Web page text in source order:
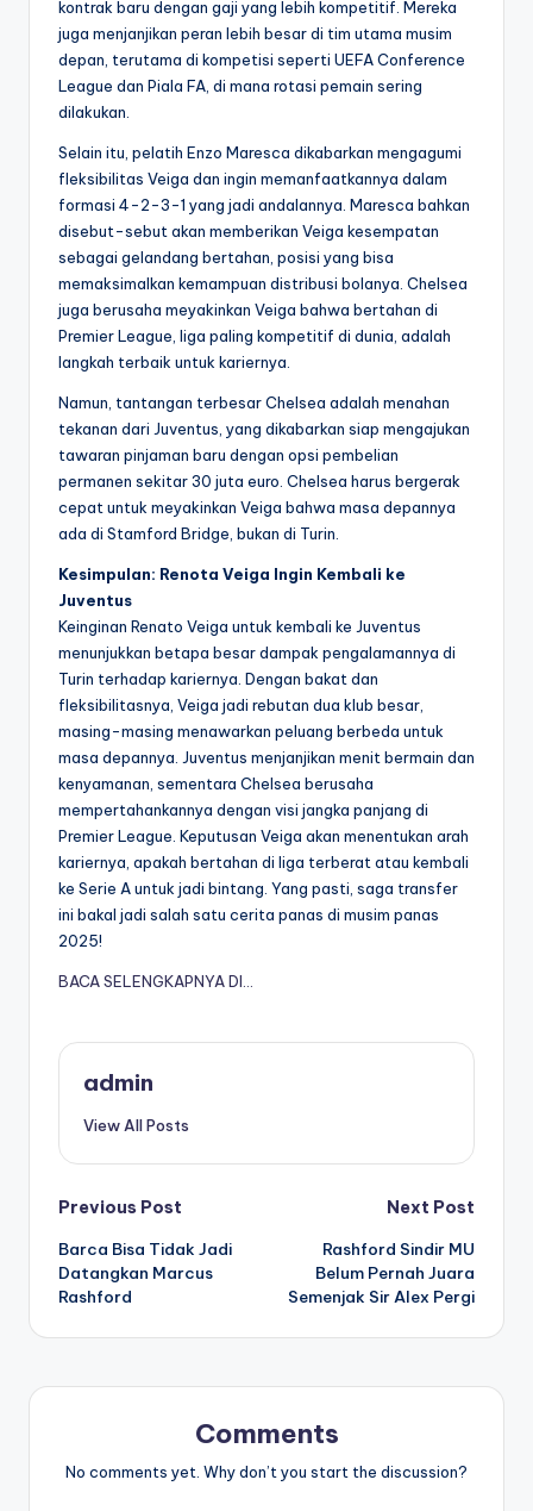
kontrak baru dengan gaji yang lebih kompetitif. Mereka
juga menjanjikan peran lebih besar di tim utama musim
depan, terutama di kompetisi seperti UEFA Conference
League dan Piala FA, di mana rotasi pemain sering
dilakukan.
Selain itu, pelatih Enzo Maresca dikabarkan mengagumi
fleksibilitas Veiga dan ingin memanfaatkannya dalam
formasi 4-2-3-1 yang jadi andalannya. Maresca bahkan
disebut-sebut akan memberikan Veiga kesempatan
sebagai gelandang bertahan, posisi yang bisa
memaksimalkan kemampuan distribusi bolanya. Chelsea
juga berusaha meyakinkan Veiga bahwa bertahan di
Premier League, liga paling kompetitif di dunia, adalah
langkah terbaik untuk kariernya.
Namun, tantangan terbesar Chelsea adalah menahan
tekanan dari Juventus, yang dikabarkan siap mengajukan
tawaran pinjaman baru dengan opsi pembelian
permanen sekitar 30 juta euro. Chelsea harus bergerak
cepat untuk meyakinkan Veiga bahwa masa depannya
ada di Stamford Bridge, bukan di Turin.
Kesimpulan: Renota Veiga Ingin Kembali ke
Juventus
Keinginan Renato Veiga untuk kembali ke Juventus
menunjukkan betapa besar dampak pengalamannya di
Turin terhadap kariernya. Dengan bakat dan
fleksibilitasnya, Veiga jadi rebutan dua klub besar,
masing-masing menawarkan peluang berbeda untuk
masa depannya. Juventus menjanjikan menit bermain dan
kenyamanan, sementara Chelsea berusaha
mempertahankannya dengan visi jangka panjang di
Premier League. Keputusan Veiga akan menentukan arah
kariernya, apakah bertahan di liga terberat atau kembali
ke Serie A untuk jadi bintang. Yang pasti, saga transfer
ini bakal jadi salah satu cerita panas di musim panas
2025!
BACA SELENGKAPNYA DI…
admin
View All Posts
Post
navigation
Previous Post
Barca Bisa Tidak Jadi
Datangkan Marcus
Rashford
Next Post
Rashford Sindir MU
Belum Pernah Juara
Semenjak Sir Alex Pergi
Comments
No comments yet. Why don’t you start the discussion?